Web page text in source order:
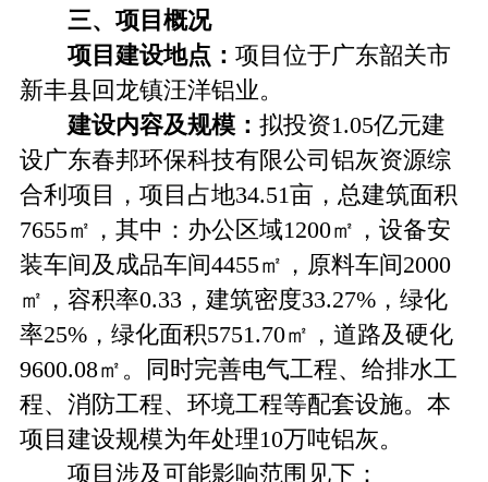
三、项目概况
项目建设地点： 项目位于广东韶关市
新丰县回龙镇汪洋铝业。
建设内容及规模： 拟投资1.05亿元建
设广东春邦环保科技有限公司铝灰资源综
合利项目，项目占地34.51亩，总建筑面积
7655㎡，其中：办公区域1200㎡，设备安
装车间及成品车间4455㎡，原料车间2000
㎡，容积率0.33，建筑密度33.27%，绿化
率25%，绿化面积5751.70㎡，道路及硬化
9600.08㎡。同时完善电气工程、给排水工
程、消防工程、环境工程等配套设施。本
项目建设规模为年处理10万吨铝灰。
项目涉及可能影响范围见下：